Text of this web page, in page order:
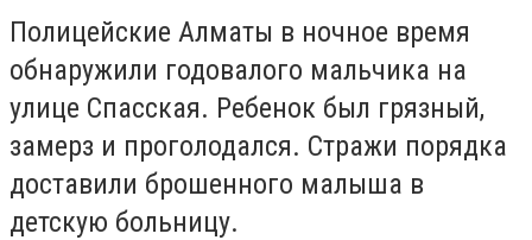
Полицейские Алматы в ночное время
обнаружили годовалого мальчика на
улице Спасская. Ребенок был грязный,
замерз и проголодался. Стражи порядка
доставили брошенного малыша в
детскую больницу.